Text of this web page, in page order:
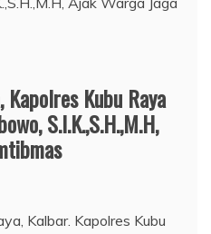
Kubu Raya
S.I.K.,S.H.,M.H,
Kalbar. Kapolres Kubu